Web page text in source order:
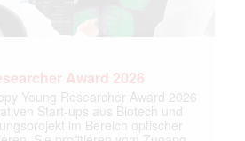
Award 2026
Young Researcher Award 2026
Start-ups aus Biotech und
im Bereich optischer